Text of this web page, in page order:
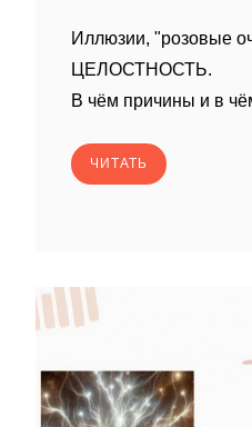
Иллюзии, "розовые
ЦЕЛОСТНОСТЬ.
В чём причины и в
ЧИТАТЬ